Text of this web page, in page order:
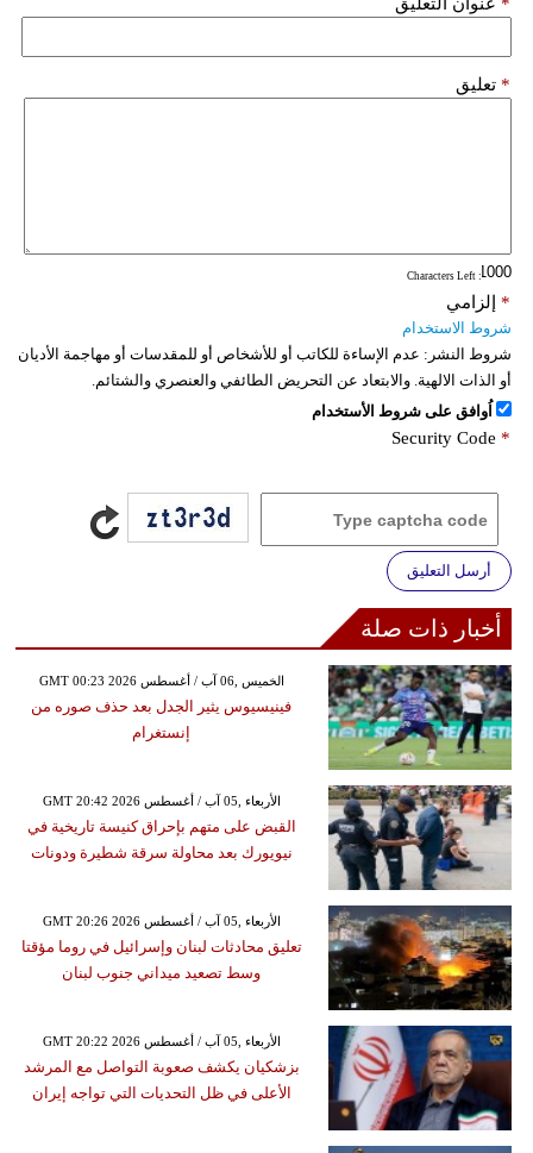
تعليق *
: Characters Left
إلزامي *
شروط الاستخدام
شروط النشر: عدم الإساءة للكاتب أو للأشخاص أو للمقدسات أو مهاجمة الأديان
أو الذات الالهية. والابتعاد عن التحريض الطائفي والعنصري والشتائم.
اُوافق على شروط الأستخدام
Security Code *
أرسل التعليق
أخبار ذات صلة
GMT 00:23 2026 الخميس ,06 آب / أغسطس
فينيسيوس يثير الجدل بعد حذف صوره من
إنستغرام
GMT 20:42 2026 الأربعاء ,05 آب / أغسطس
القبض على متهم بإحراق كنيسة تاريخية في
نيويورك بعد محاولة سرقة شطيرة ودونات
GMT 20:26 2026 الأربعاء ,05 آب / أغسطس
تعليق محادثات لبنان وإسرائيل في روما مؤقتا
وسط تصعيد ميداني جنوب لبنان
GMT 20:22 2026 الأربعاء ,05 آب / أغسطس
بزشكيان يكشف صعوبة التواصل مع المرشد
الأعلى في ظل التحديات التي تواجه إيران